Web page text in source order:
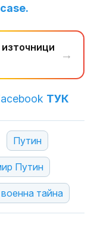
→
ТУК
Путин
Путин
военна тайна